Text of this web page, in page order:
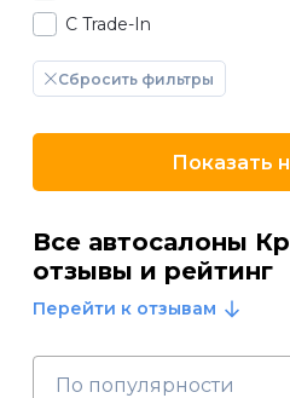
С Trade-In
Сбросить фильтры
Показать
Все автосалоны
отзывы и рейтинг
Перейти к отзывам
По популярности